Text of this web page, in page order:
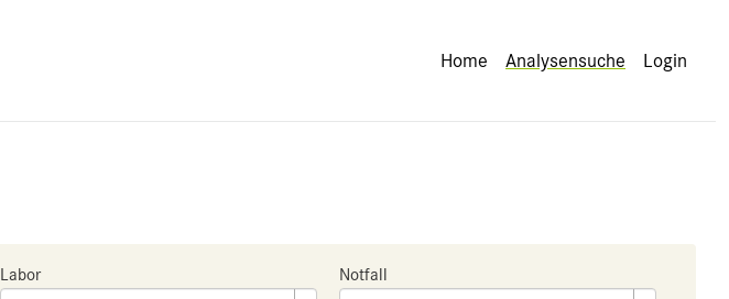
Home Analysensuche Login
Labor Notfall